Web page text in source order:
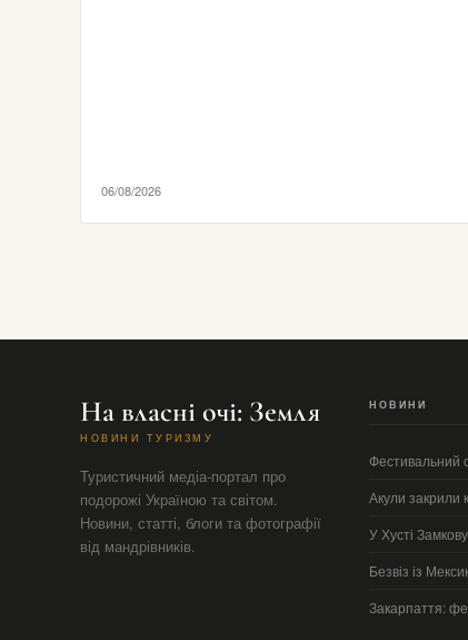
06/08/2026
На власні очі: Земля
НОВИНИ ТУРИЗМУ
Туристичний медіа-портал про
подорожі Україною та світом.
Новини, статті, блоги та фотографії
від мандрівників.
НОВИНИ
Фестивальний
Акули закрили
У Хусті
Безвіз із
Закарпаття: